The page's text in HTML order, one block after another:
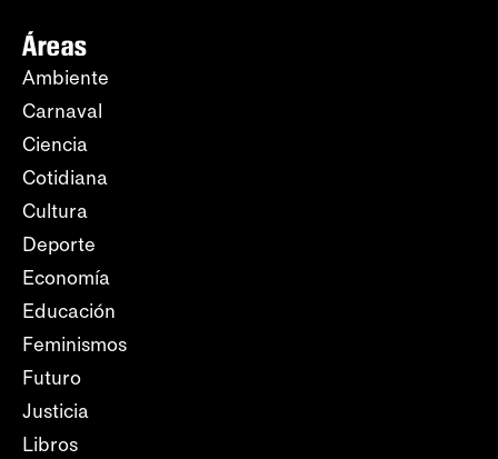
Áreas
Ambiente
Carnaval
Ciencia
Cotidiana
Cultura
Deporte
Economía
Educación
Feminismos
Futuro
Justicia
Libros